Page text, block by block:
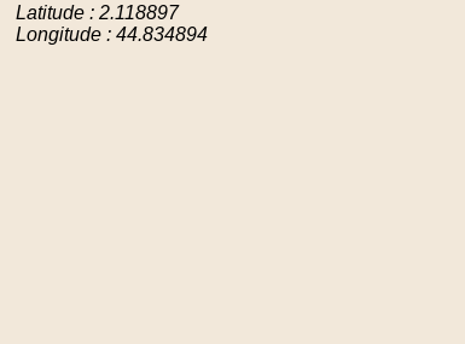
Latitude : 2.118897
Longitude : 44.834894